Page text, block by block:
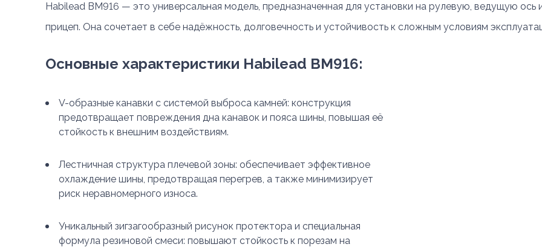
Habilead BM916 — это универсальная модель, предназначенная для установки на рулевую, ведущую ось
прицеп. Она сочетает в себе надёжность, долговечность и устойчивость к сложным условиям
Основные характеристики Habilead BM916:
V-образные канавки с системой выброса камней: конструкция
предотвращает повреждения дна канавок и пояса шины, повышая её
стойкость к внешним воздействиям.
Лестничная структура плечевой зоны: обеспечивает эффективное
охлаждение шины, предотвращая перегрев, а также минимизирует
риск неравномерного износа.
Уникальный зигзагообразный рисунок протектора и специальная
формула резиновой смеси: повышают стойкость к порезам на